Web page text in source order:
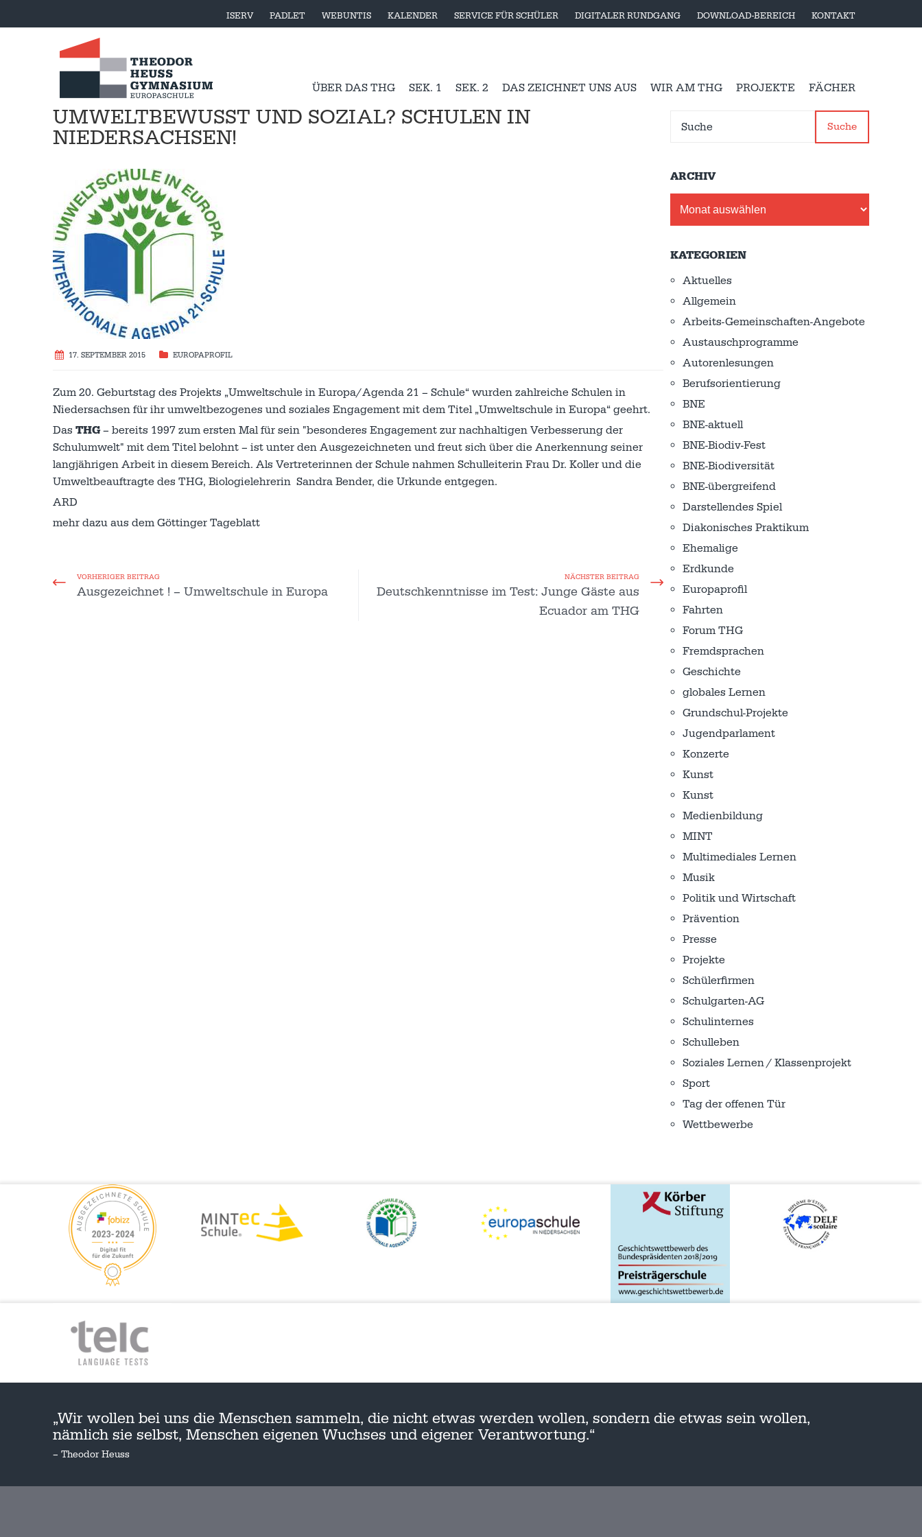
ISERV PADLET WEBUNTIS KALENDER SERVICE FÜR SCHÜLER DIGITALER RUNDGANG DOWNLOAD-BEREICH KONTAKT
ÜBER DAS THG SEK. 1 SEK. 2 DAS ZEICHNET UNS AUS WIR AM THG PROJEKTE FÄCHER
UMWELTBEWUSST UND SOZIAL? SCHULEN IN
NIEDERSACHSEN!
17. SEPTEMBER 2015 EUROPAPROFIL
Zum 20. Geburtstag des Projekts „Umweltschule in Europa/Agenda 21 – Schule“ wurden zahlreiche Schulen in
Niedersachsen für ihr umweltbezogenes und soziales Engagement mit dem Titel „Umweltschule in Europa“ geehrt.
Das THG– bereits 1997 zum ersten Mal für sein "besonderes Engagement zur nachhaltigen Verbesserung der
Schulumwelt" mit dem Titel belohnt – ist unter den Ausgezeichneten und freut sich über die Anerkennung seiner
langjährigen Arbeit in diesem Bereich. Als Vertreterinnen der Schule nahmen Schulleiterin Frau Dr. Koller und die
Umweltbeauftragte des THG, Biologielehrerin Sandra Bender, die Urkunde entgegen.
ARD
mehr dazu aus dem Göttinger Tageblatt
VORHERIGER BEITRAG
Ausgezeichnet ! – Umweltschule in Europa
NÄCHSTER BEITRAG
Deutschkenntnisse im Test: Junge Gäste aus
Ecuador am THG
Suche
ARCHIV
KATEGORIEN
Aktuelles
Allgemein
Arbeits-Gemeinschaften-Angebote
Austausch­programme
Autorenlesungen
Berufsorientierung
BNE
BNE-aktuell
BNE-Biodiv-Fest
BNE-Biodiversität
BNE-übergreifend
Darstellendes Spiel
Diakonisches Praktikum
Ehemalige
Erdkunde
Europaprofil
Fahrten
Forum THG
Fremdsprachen
Geschichte
globales Lernen
Grundschul-Projekte
Jugendparlament
Konzerte
Kunst
Kunst
Medienbildung
MINT
Multimediales Lernen
Musik
Politik und Wirtschaft
Prävention
Presse
Projekte
Schülerfirmen
Schulgarten-AG
Schulinternes
Schulleben
Soziales Lernen / Klassenprojekt
Sport
Tag der offenen Tür
Wettbewerbe
„Wir wollen bei uns die Menschen sammeln, die nicht etwas werden wollen, sondern die etwas sein wollen,
nämlich sie selbst, Menschen eigenen Wuchses und eigener Verantwortung.“
– Theodor Heuss